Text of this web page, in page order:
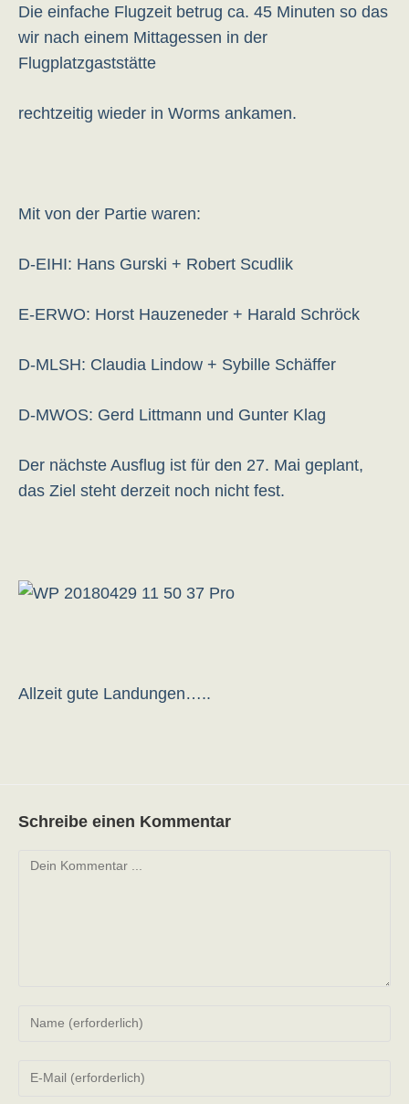
Die einfache Flugzeit betrug ca. 45 Minuten so das
wir nach einem Mittagessen in der
Flugplatzgaststätte
rechtzeitig wieder in Worms ankamen.
Mit von der Partie waren:
D-EIHI: Hans Gurski + Robert Scudlik
E-ERWO: Horst Hauzeneder + Harald Schröck
D-MLSH: Claudia Lindow + Sybille Schäffer
D-MWOS: Gerd Littmann und Gunter Klag
Der nächste Ausflug ist für den 27. Mai geplant,
das Ziel steht derzeit noch nicht fest.
Allzeit gute Landungen…..
Schreibe einen Kommentar
Kommentieren
oder